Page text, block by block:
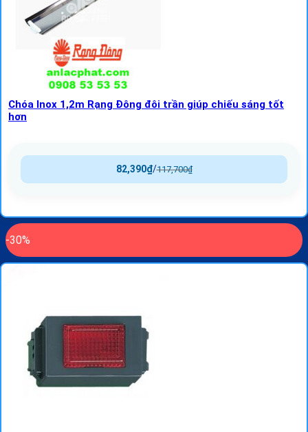
Chóa Inox 1,2m Rạng Đông đôi trần giúp chiếu sáng tốt
hơn
117,700₫
/
82,390₫
-30%